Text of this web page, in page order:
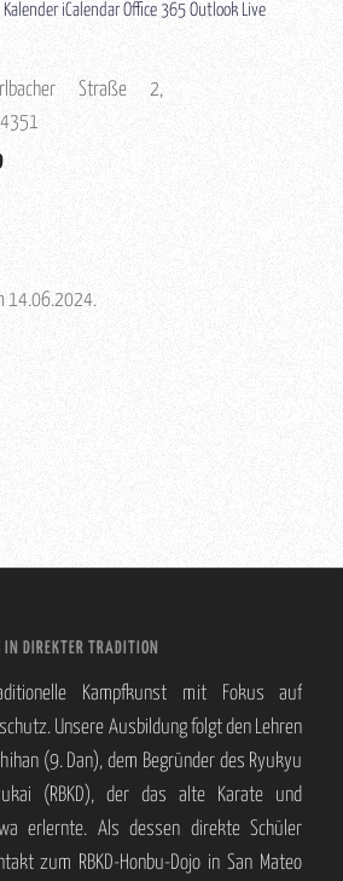
Kalender iCalendar Office 365 Outlook Live
Straße 2,
14.06.2024.
IN DIREKTER TRADITION
Kampfkunst mit Fokus auf
Unsere Ausbildung folgt den Lehren
(9. Dan), dem Begründer des Ryukyu
(RBKD), der das alte Karate und
erlernte. Als dessen direkte Schüler
zum RBKD-Honbu-Dojo in San Mateo